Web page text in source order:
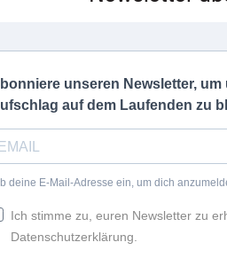
unseren Newsletter,
auf dem Laufenden zu
deine E-Mail-Adresse ein, um dich
Ich stimme zu, euren Newsletter zu
Datenschutzerklärung.